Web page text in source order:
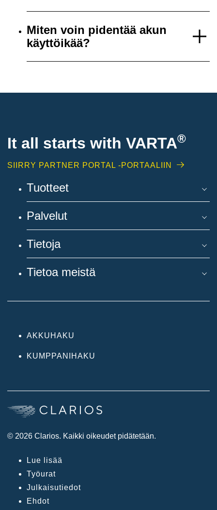
Miten voin pidentää akun
käyttöikää?
It all starts with VARTA®
SIIRRY PARTNER PORTAL -PORTAALIIN
Tuotteet
Palvelut
Tietoja
Tietoa meistä
AKKUHAKU
KUMPPANIHAKU
© 2026 Clarios. Kaikki oikeudet pidätetään.
Lue lisää
Työurat
Julkaisutiedot
Ehdot